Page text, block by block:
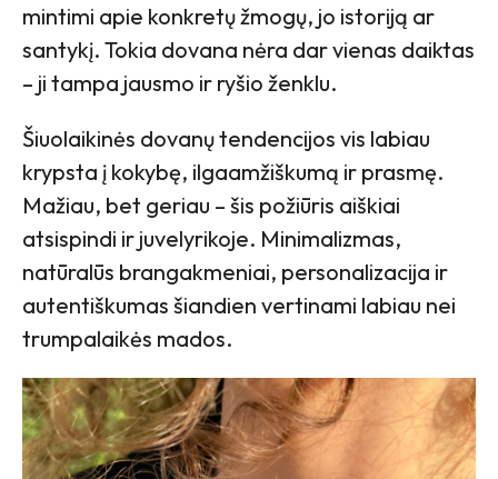
mintimi apie konkretų žmogų, jo istoriją ar
santykį. Tokia dovana nėra dar vienas daiktas
– ji tampa jausmo ir ryšio ženklu.
Šiuolaikinės dovanų tendencijos vis labiau
krypsta į kokybę, ilgaamžiškumą ir prasmę.
Mažiau, bet geriau – šis požiūris aiškiai
atsispindi ir juvelyrikoje. Minimalizmas,
natūralūs brangakmeniai, personalizacija ir
autentiškumas šiandien vertinami labiau nei
trumpalaikės mados.